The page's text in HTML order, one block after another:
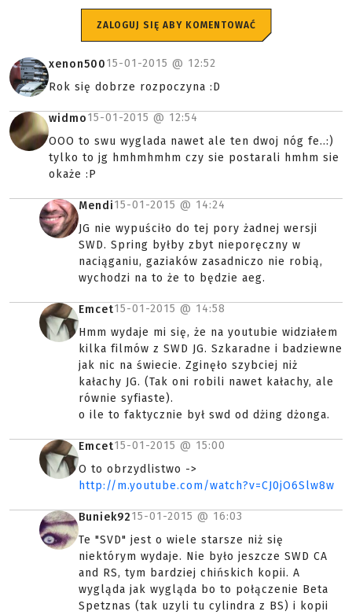
ZALOGUJ SIĘ ABY KOMENTOWAĆ
xenon50015-01-2015 @ 12:52
Rok się dobrze rozpoczyna :D
widmo15-01-2015 @ 12:54
OOO to swu wyglada nawet ale ten dwoj nóg fe..:)
tylko to jg hmhmhmhm czy sie postarali hmhm sie
okaże :P
Mendi15-01-2015 @ 14:24
JG nie wypuściło do tej pory żadnej wersji
SWD. Spring byłby zbyt nieporęczny w
naciąganiu, gaziaków zasadniczo nie robią,
wychodzi na to że to będzie aeg.
Emcet15-01-2015 @ 14:58
Hmm wydaje mi się, że na youtubie widziałem
kilka filmów z SWD JG. Szkaradne i badziewne
jak nic na świecie. Zginęło szybciej niż
kałachy JG. (Tak oni robili nawet kałachy, ale
równie syfiaste).
o ile to faktycznie był swd od dżing dżonga.
Emcet15-01-2015 @ 15:00
O to obrzydlistwo ->
http://m.youtube.com/watch?v=CJ0jO6Slw8w
Buniek9215-01-2015 @ 16:03
Te "SVD" jest o wiele starsze niż się
niektórym wydaje. Nie było jeszcze SWD CA
and RS, tym bardziej chińskich kopii. A
wygląda jak wygląda bo to połączenie Beta
Spetznas (tak uzyli tu cylindra z BS) i kopii